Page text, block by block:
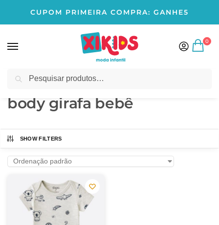
CUPOM PRIMEIRA COMPRA: GANHE5
0
Início Produtos marcados com a tag “body girafa bebê”
body girafa bebê
SHOW FILTERS